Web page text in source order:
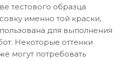
тестового образца
именно той краски,
для выполнения
Некоторые оттенки
могут потребовать